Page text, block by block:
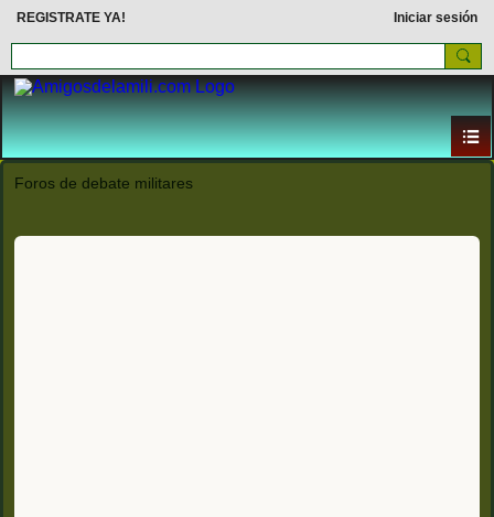
REGISTRATE YA! Iniciar sesión
Foros de debate militares